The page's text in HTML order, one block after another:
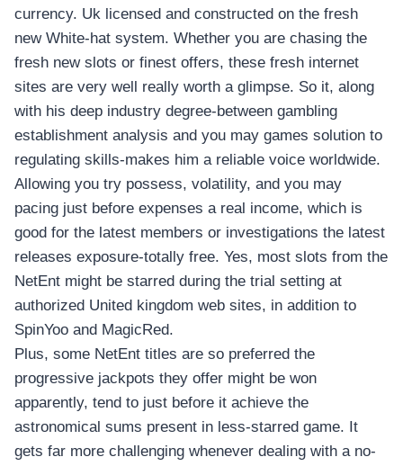
currency. Uk licensed and constructed on the fresh
new White-hat system. Whether you are chasing the
fresh new slots or finest offers, these fresh internet
sites are very well really worth a glimpse. So it, along
with his deep industry degree-between gambling
establishment analysis and you may games solution to
regulating skills-makes him a reliable voice worldwide.
Allowing you try possess, volatility, and you may
pacing just before expenses a real income, which is
good for the latest members or investigations the latest
releases exposure-totally free. Yes, most slots from the
NetEnt might be starred during the trial setting at
authorized United kingdom web sites, in addition to
SpinYoo and MagicRed.
Plus, some NetEnt titles are so preferred the
progressive jackpots they offer might be won
apparently, tend to just before it achieve the
astronomical sums present in less-starred game. It
gets far more challenging whenever dealing with a no-